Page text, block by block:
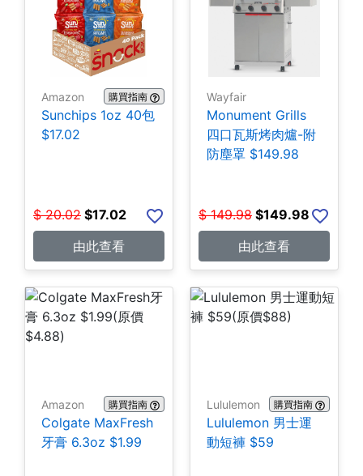
Amazon 購買指南
Sunchips 1oz 40包
$17.02
$ 20.02 $17.02
由此查看
Wayfair
Monument Grills
四口瓦斯烤肉爐-附
防塵罩 $149.98
$ 149.98 $149.98
由此查看
Amazon 購買指南
Colgate MaxFresh
牙膏 6.3oz $1.99
Lululemon 購買指南
Lululemon 男士運
動短褲 $59